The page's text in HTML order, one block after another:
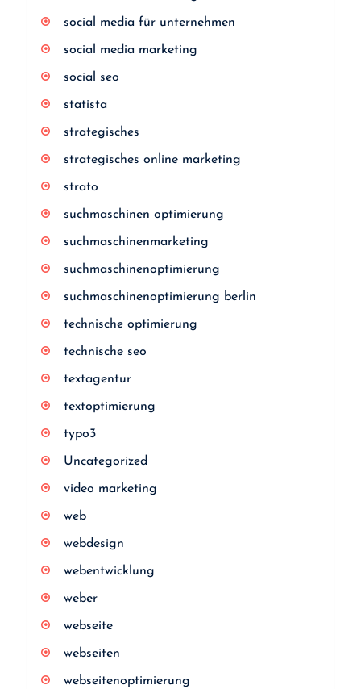
social media für unternehmen
social media marketing
social seo
statista
strategisches
strategisches online marketing
strato
suchmaschinen optimierung
suchmaschinenmarketing
suchmaschinenoptimierung
suchmaschinenoptimierung berlin
technische optimierung
technische seo
textagentur
textoptimierung
typo3
Uncategorized
video marketing
web
webdesign
webentwicklung
weber
webseite
webseiten
webseitenoptimierung